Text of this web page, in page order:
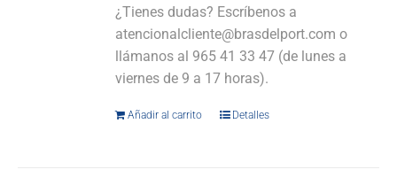
¿Tienes dudas? Escríbenos a
atencionalcliente@brasdelport.com o
llámanos al 965 41 33 47 (de lunes a
viernes de 9 a 17 horas).
Añadir al carrito Detalles